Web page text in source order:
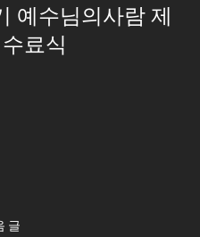
예수님의사람 제
료식
글